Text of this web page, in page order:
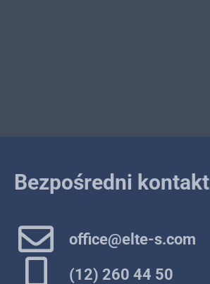
Bezpośredni kontakt
office@elte-s.com
(12) 260 44 50